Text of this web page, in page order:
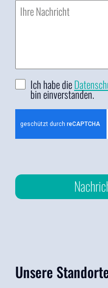
Ich habe die
bin einverstanden.
Unsere